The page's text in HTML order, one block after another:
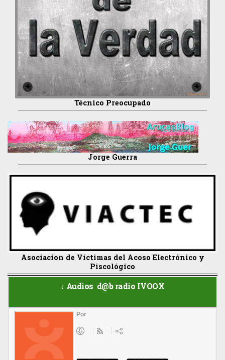
Técnico Preocupado
Jorge Guerra
Asociacion de Víctimas del Acoso Electrónico y
Piscológico
↓ Audios d@b radio IVOOX